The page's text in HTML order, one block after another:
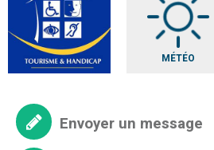
MÉTÉO
Envoyer un message